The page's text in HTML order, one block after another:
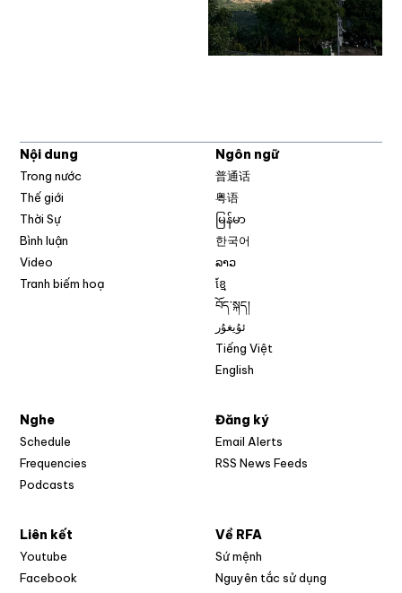
Nội dung
Trong nước
Thế giới
Thời Sự
Bình luận
Video
Tranh biếm hoạ
Ngôn ngữ
普通话
粤语
မြန်မာ
한국어
ລາວ
ខ្មែ
བོད་སྐད།
ئۇيغۇر
Tiếng Việt
English
Nghe
Schedule
Frequencies
Podcasts
Đăng ký
Email Alerts
RSS News Feeds
Liên kết
Youtube
Facebook
Về RFA
Sứ mệnh
Nguyên tắc sử dụng